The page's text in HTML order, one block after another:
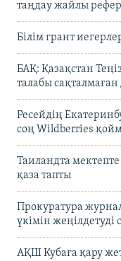
таңдау жайлы
Білім грант
БАҚ: Қазақстан
талабы сақталмаған
Ресейдің
соң Wildberries
Таиландта
қаза тапты
Прокуратура
үкімін жеңілдетуді
АҚШ Кубаға қару